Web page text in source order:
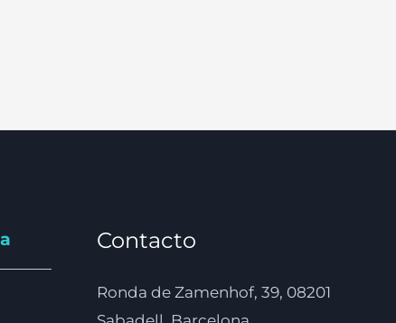
Contacto
Ronda de Zamenhof, 39, 08201